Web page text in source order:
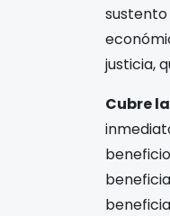
sustento
justicia,
Cubre